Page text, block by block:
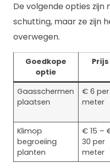
De volgende opties zijn
schutting, maar ze zijn
overwegen.
Goedkope
optie
Prijs
Gaasschermen
plaatsen
€ 6 per
meter
Klimop
begroeiing
planten
€ 15 –
30 per
meter